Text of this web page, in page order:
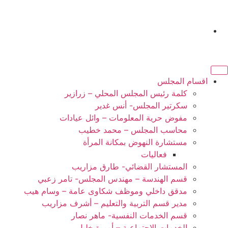
اقسام المجلس
كلمة رئيس المجلس المحلي – زرازير
سكرتير المجلس- أنس غدير
مفوض حرية المعلومات – وائل عيادات
محاسب المجلس – محمد خطيب
مستشارة النهوض بمكانة المرأة
فعاليات
المستشار القضائي- طارق مزاريب
قسم الهندسة – مهندس المجلس- تامر زعبي
مدقق داخلي وموظف شكاوى عامة – وسام هيب
مدير قسم التربية والتعليم – أشرف مزاريب
قسم الخدمات النفسية- ماهر نصار